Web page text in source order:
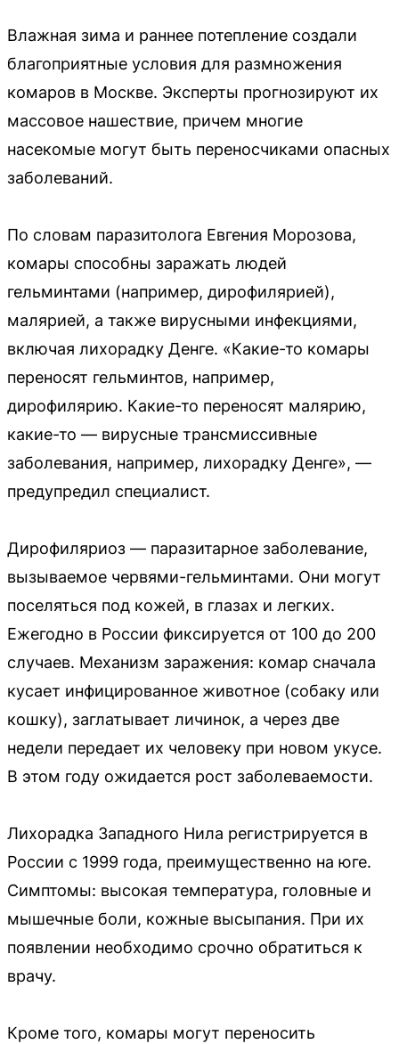
Влажная зима и раннее потепление создали
благоприятные условия для размножения
комаров в Москве. Эксперты прогнозируют их
массовое нашествие, причем многие
насекомые могут быть переносчиками опасных
заболеваний.
По словам паразитолога Евгения Морозова,
комары способны заражать людей
гельминтами (например, дирофилярией),
малярией, а также вирусными инфекциями,
включая лихорадку Денге. «Какие-то комары
переносят гельминтов, например,
дирофилярию. Какие-то переносят малярию,
какие-то — вирусные трансмиссивные
заболевания, например, лихорадку Денге», —
предупредил специалист.
Дирофиляриоз — паразитарное заболевание,
вызываемое червями-гельминтами. Они могут
поселяться под кожей, в глазах и легких.
Ежегодно в России фиксируется от 100 до 200
случаев. Механизм заражения: комар сначала
кусает инфицированное животное (собаку или
кошку), заглатывает личинок, а через две
недели передает их человеку при новом укусе.
В этом году ожидается рост заболеваемости.
Лихорадка Западного Нила регистрируется в
России с 1999 года, преимущественно на юге.
Симптомы: высокая температура, головные и
мышечные боли, кожные высыпания. При их
появлении необходимо срочно обратиться к
врачу.
Кроме того, комары могут переносить